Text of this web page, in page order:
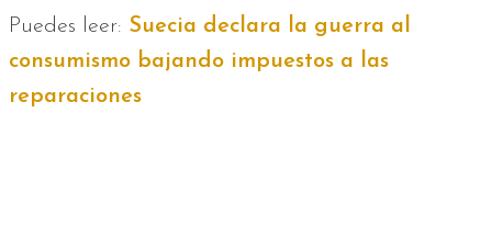
Puedes leer: Suecia declara la guerra al
consumismo bajando impuestos a las
reparaciones